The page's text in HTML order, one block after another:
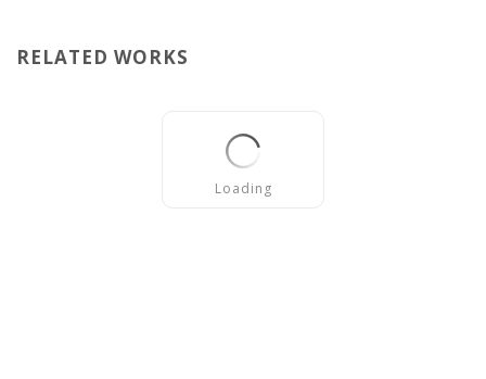
RELATED WORKS
Loading